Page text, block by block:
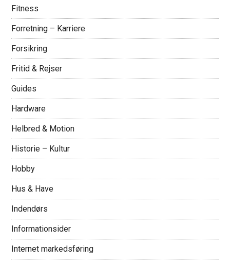
Fitness
Forretning – Karriere
Forsikring
Fritid & Rejser
Guides
Hardware
Helbred & Motion
Historie – Kultur
Hobby
Hus & Have
Indendørs
Informationsider
Internet markedsføring